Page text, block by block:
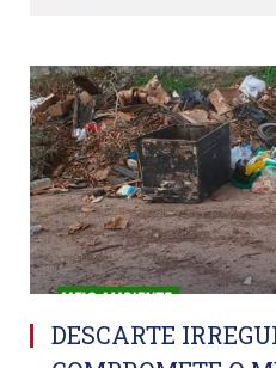
DESCARTE